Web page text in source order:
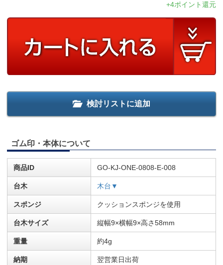
+4ポイント還元
検討リストに追加
ゴム印・本体について
商品ID GO-KJ-ONE-0808-E-008
台木 木台▼
スポンジ クッションスポンジを使用
台木サイズ 縦幅9×横幅9×高さ58mm
重量 約4g
納期 翌営業日出荷